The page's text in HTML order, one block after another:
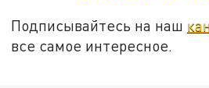
Подписывайтесь на наш
все самое интересное.